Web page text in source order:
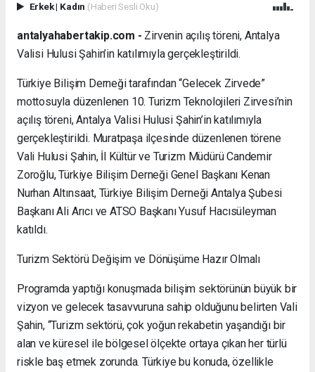
Erkek| Kadın (Haberi Sesli Oku)
antalyahabertakip.com - Zirvenin açılış töreni, Antalya
Valisi Hulusi Şahin’in katılımıyla gerçekleştirildi.
Türkiye Bilişim Derneği tarafından “Gelecek Zirvede”
mottosuyla düzenlenen 10. Turizm Teknolojileri Zirvesi’nin
açılış töreni, Antalya Valisi Hulusi Şahin’in katılımıyla
gerçekleştirildi. Muratpaşa ilçesinde düzenlenen törene
Vali Hulusi Şahin, İl Kültür ve Turizm Müdürü Candemir
Zoroğlu, Türkiye Bilişim Derneği Genel Başkanı Kenan
Nurhan Altınsaat, Türkiye Bilişim Derneği Antalya Şubesi
Başkanı Ali Arıcı ve ATSO Başkanı Yusuf Hacısüleyman
katıldı.
Turizm Sektörü Değişim ve Dönüşüme Hazır Olmalı
Programda yaptığı konuşmada bilişim sektörünün büyük bir
vizyon ve gelecek tasavvuruna sahip olduğunu belirten Vali
Şahin, “Turizm sektörü, çok yoğun rekabetin yaşandığı bir
alan ve küresel ile bölgesel ölçekte ortaya çıkan her türlü
riskle baş etmek zorunda. Türkiye bu konuda, özellikle